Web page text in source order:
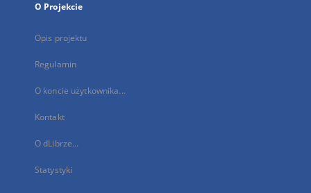
O Projekcie
Opis projektu
Regulamin
O koncie użytkownika...
Kontakt
O dLibrze...
Statystyki